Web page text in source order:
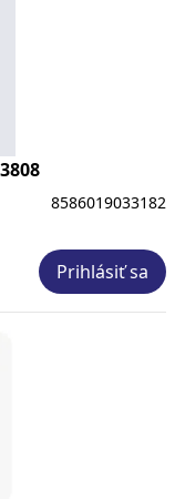
8586019033182
Prihlásiť sa